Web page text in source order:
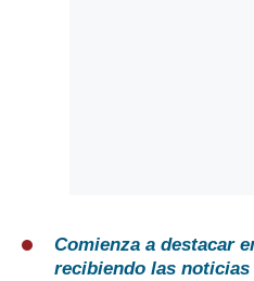
Comienza a destacar
recibiendo las